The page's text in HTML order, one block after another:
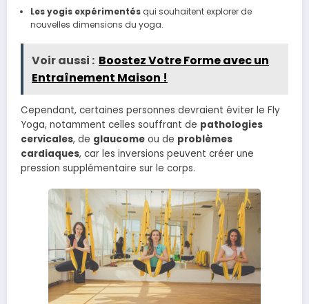
Les yogis expérimentésqui souhaitent explorer de
nouvelles dimensions du yoga.
Voir aussi : Boostez Votre Forme avec un
Entraînement Maison !
Cependant, certaines personnes devraient éviter le Fly
Yoga, notamment celles souffrant de pathologies
cervicales, de glaucome ou de problèmes
cardiaques, car les inversions peuvent créer une
pression supplémentaire sur le corps.